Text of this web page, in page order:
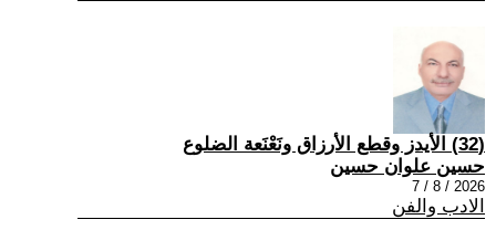
(32) الأيدز وقطع الأرزاق ونَعْنَعة الضلوع
حسين علوان حسين
2026 / 8 / 7
الادب والفن